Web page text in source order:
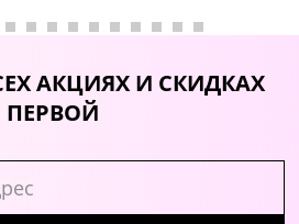
АКЦИЯХ И СКИДКАХ
ПЕРВОЙ